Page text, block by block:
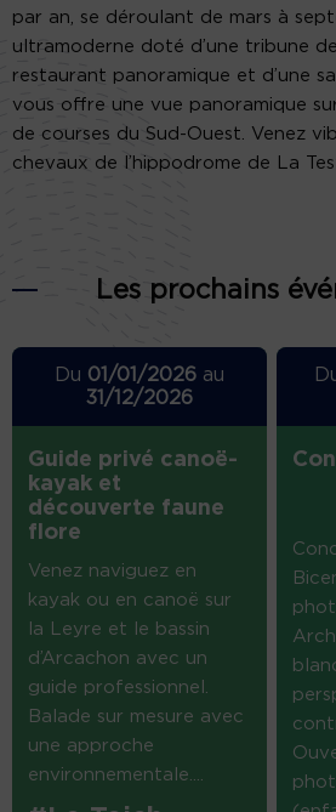
par an, se déroulant de mars à
ultramoderne doté d’une tribune
restaurant panoramique et d’une
vous offre une vue panoramique
de courses du Sud-Ouest. Venez
chevaux de l’hippodrome de La
Les prochains
Du 01/01/2026au
31/12/2026
Guide privé canoë-
kayak et
découverte faune
flore
Venez naviguez en
kayak ou en canoë sur
la Leyre et le bassin
d’Arcachon avec un
guide professionnel.
Balade sur mesure avec
une approche
environnementale....